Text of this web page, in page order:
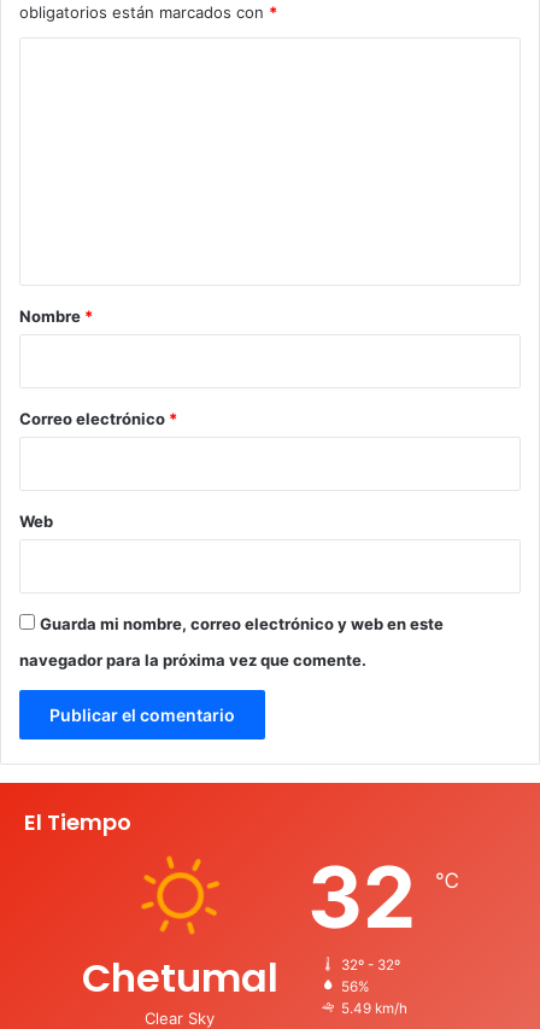
obligatorios están marcados con *
r
*
Nombre *
Correo electrónico *
Web
Guarda mi nombre, correo electrónico y web en este
navegador para la próxima vez que comente.
El Tiempo
Chetumal
Clear Sky
32 ℃
32º - 32º
56%
5.49 km/h